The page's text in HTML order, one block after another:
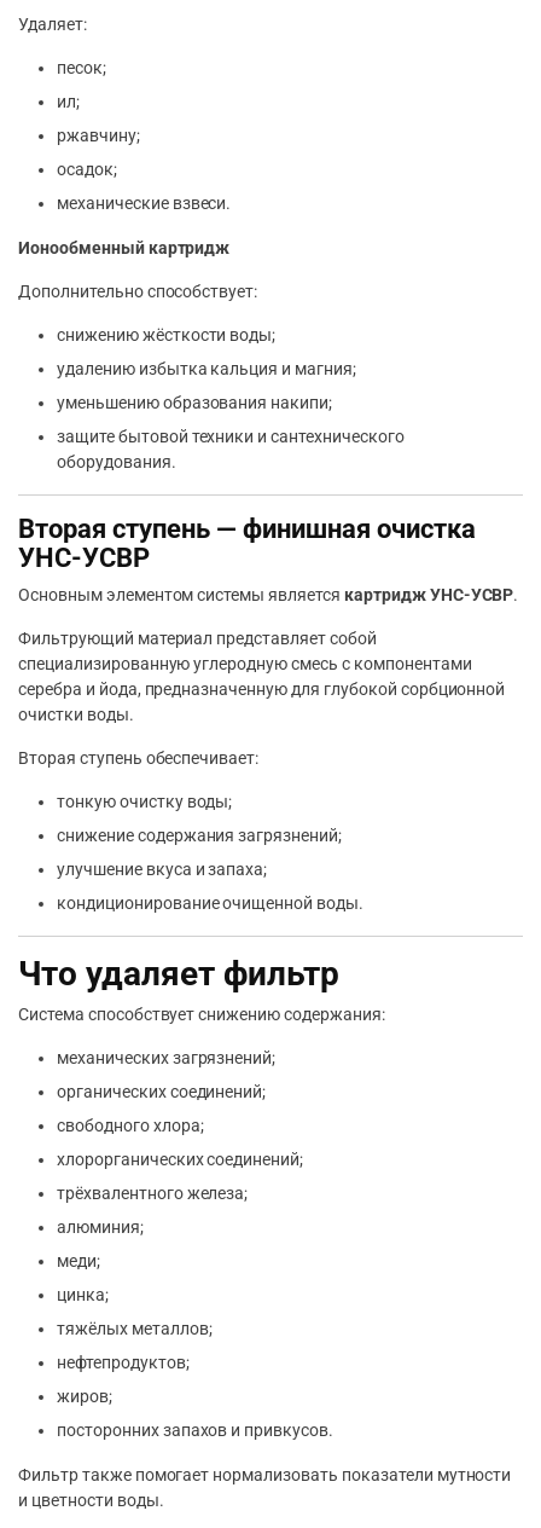
Удаляет:
песок;
ил;
ржавчину;
осадок;
механические взвеси.
Ионообменный картридж
Дополнительно способствует:
снижению жёсткости воды;
удалению избытка кальция и магния;
уменьшению образования накипи;
защите бытовой техники и сантехнического
оборудования.
Вторая ступень — финишная очистка
УНС-УСВР
Основным элементом системы является картридж УНС-УСВР.
Фильтрующий материал представляет собой
специализированную углеродную смесь с компонентами
серебра и йода, предназначенную для глубокой сорбционной
очистки воды.
Вторая ступень обеспечивает:
тонкую очистку воды;
снижение содержания загрязнений;
улучшение вкуса и запаха;
кондиционирование очищенной воды.
Что удаляет фильтр
Система способствует снижению содержания:
механических загрязнений;
органических соединений;
свободного хлора;
хлорорганических соединений;
трёхвалентного железа;
алюминия;
меди;
цинка;
тяжёлых металлов;
нефтепродуктов;
жиров;
посторонних запахов и привкусов.
Фильтр также помогает нормализовать показатели мутности
и цветности воды.